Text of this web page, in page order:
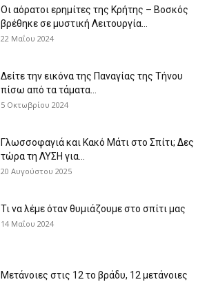
Οι αόρατοι ερημίτες της Κρήτης – Βοσκός
βρέθηκε σε μυστική Λειτουργία...
22 Μαΐου 2024
Δείτε την εικόνα της Παναγίας της Τήνου
πίσω από τα τάματα...
5 Οκτωβρίου 2024
Γλωσσοφαγιά και Κακό Μάτι στο Σπίτι; Δες
τώρα τη ΛΥΣΗ για...
20 Αυγούστου 2025
Τι να λέμε όταν θυμιάζουμε στο σπίτι μας
14 Μαΐου 2024
Μετάνοιες στις 12 το βράδυ, 12 μετάνοιες